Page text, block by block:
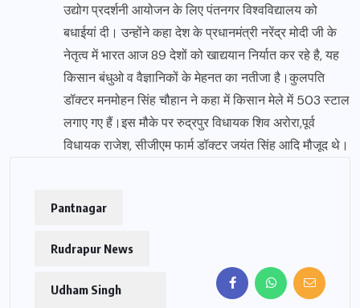
उद्योग प्रदर्शनी आयोजन के लिए पंतनगर विश्वविद्यालय को
बधाईयां दी। उन्होंने कहा देश के प्रधानमंत्री नरेंद्र मोदी जी के
नेतृत्व में भारत आज 89 देशों को खाद्ययान निर्यात कर रहे है, यह
किसान बंधुओ व वैज्ञानिकों के मेहनत का नतीजा है।कुलपति
डॉक्टर मनमोहन सिंह चौहान ने कहा में किसान मेले में 503 स्टाल
लगाए गए हैं।इस मौके पर रुद्रपुर विधायक शिव अरोरा,पूर्व
विधायक राजेश, सीजीएम फार्म डॉक्टर जयंत सिंह आदि मौजूद थे।
Pantnagar
Rudrapur News
Udham Singh